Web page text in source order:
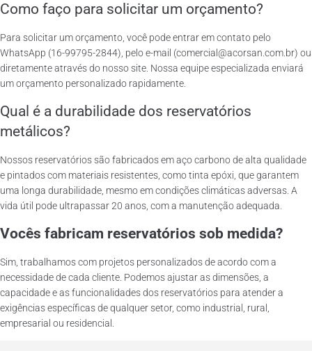
Como faço para solicitar um orçamento?
Para solicitar um orçamento, você pode entrar em contato pelo
WhatsApp (16-99795-2844), pelo e-mail (comercial@acorsan.com.br) ou
diretamente através do nosso site. Nossa equipe especializada enviará
um orçamento personalizado rapidamente.
Qual é a durabilidade dos reservatórios
metálicos?
Nossos reservatórios são fabricados em aço carbono de alta qualidade
e pintados com materiais resistentes, como tinta epóxi, que garantem
uma longa durabilidade, mesmo em condições climáticas adversas. A
vida útil pode ultrapassar 20 anos, com a manutenção adequada.
Vocês fabricam reservatórios sob medida?
Sim, trabalhamos com projetos personalizados de acordo com a
necessidade de cada cliente. Podemos ajustar as dimensões, a
capacidade e as funcionalidades dos reservatórios para atender a
exigências específicas de qualquer setor, como industrial, rural,
empresarial ou residencial.